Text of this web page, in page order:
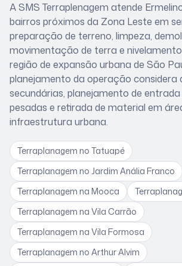
A SMS Terraplenagem atende
bairros próximos da Zona Leste em
preparação de terreno, limpeza,
movimentação de terra e
região de expansão urbana de São
planejamento da operação considera
secundárias, planejamento de
pesadas e retirada de material em
infraestrutura urbana.
Terraplanagem no Tatuapé
Terraplanagem no Jardim Anália Franco
Terraplanagem na Mooca
Terraplanagem na Vila Carrão
Terraplanagem na Vila Formosa
Terraplanagem no Arthur Alvim